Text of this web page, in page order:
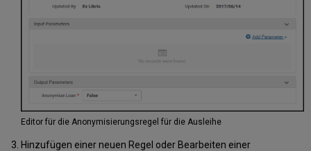
Editor für die Anonymisierungsregel für die Ausleihe
Hinzufügen einer neuen Regel oder Bearbeiten einer